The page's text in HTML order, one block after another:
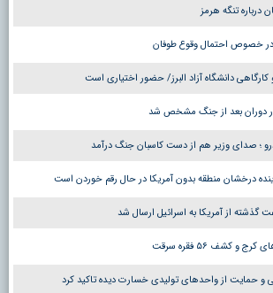
درباره تنگه هرمز
خصوص احتمال وقوع طوفان
دانشگاه آزاد البرز/ حضور اختیاری است
در دوران بعد از جنگ مشخص شد
؛ صدای وزیر هم از دست کاسبان جنگ درآمد
درخشان منطقه بدون آمریکا در حال رقم خوردن است
کشف ۵۶ فقره سرقت
و حمایت از واحدهای تولیدی خسارت دیده تاکید کرد